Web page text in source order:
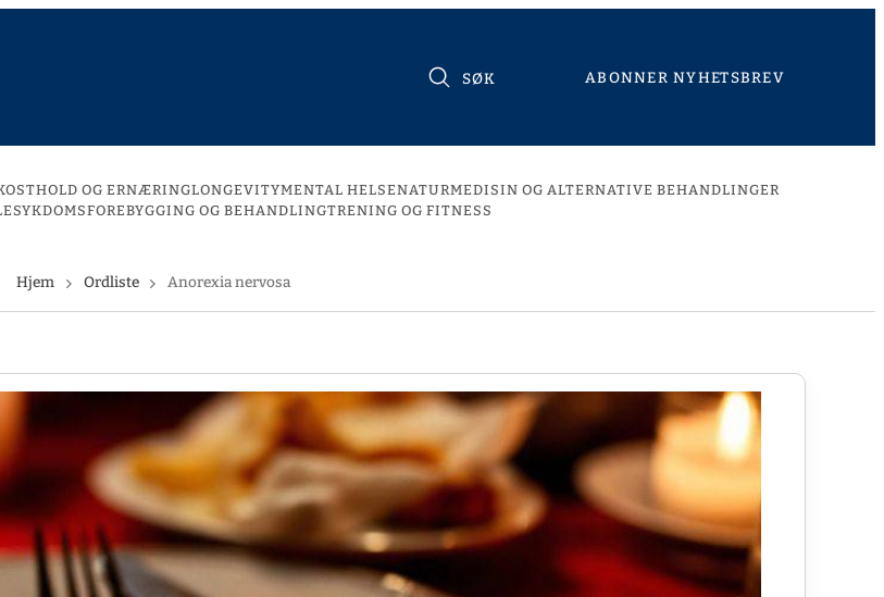
SØK ABONNER NYHETSBREV
OG ERNÆRINGLONGEVITYMENTAL HELSENATURMEDISIN OG ALTERNATIVE BEHANDLINGER
SYKDOMSFOREBYGGING OG BEHANDLINGTRENING OG FITNESS
Hjem Ordliste Anorexia nervosa